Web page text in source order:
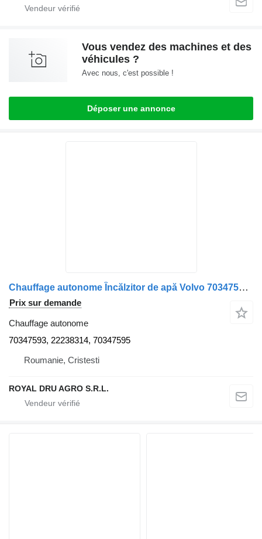
Vous vendez des machines et des
véhicules ?
Avec nous, c'est possible !
Déposer une annonce
Chauffage autonome Încălzitor de apă Volvo 70347593 pour camion Spheros 70347593 / 22238314 / 70347595
Prix sur demande
Chauffage autonome
70347593, 22238314, 70347595
Roumanie, Cristesti
ROYAL DRU AGRO S.R.L.